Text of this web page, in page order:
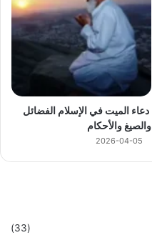
دعاء الميت في الإسلام الفضائل
والصيغ والأحكام
2026-04-05
(33)